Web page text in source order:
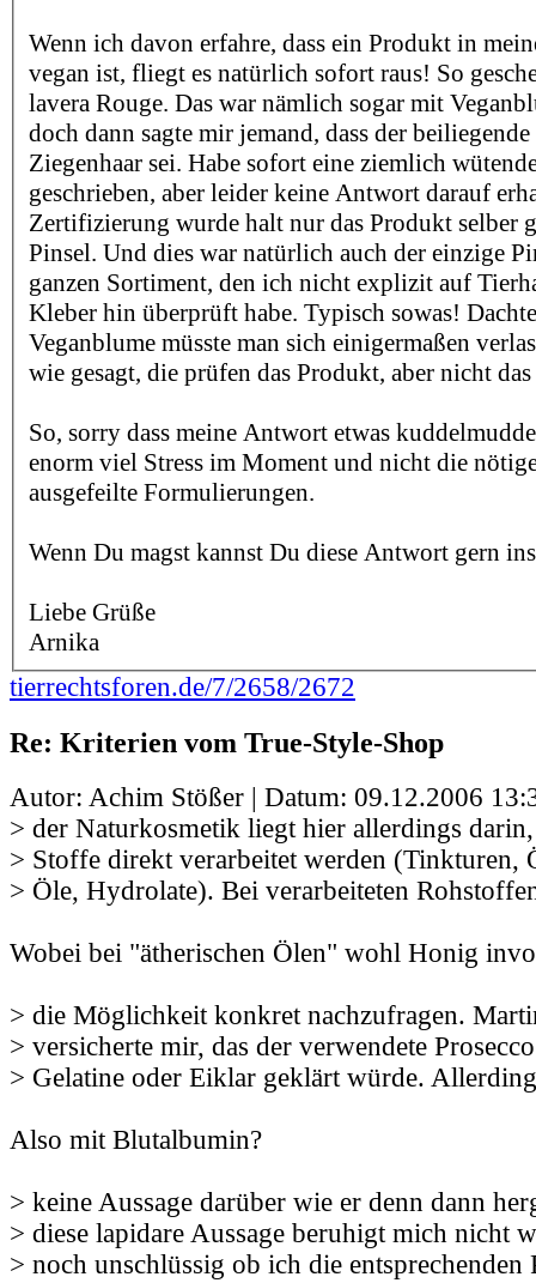
Wenn ich davon erfahre, dass ein Produkt in
vegan ist, fliegt es natürlich sofort raus! So
lavera Rouge. Das war nämlich sogar mit
doch dann sagte mir jemand, dass der beiliegende
Ziegenhaar sei. Habe sofort eine ziemlich
geschrieben, aber leider keine Antwort darauf
Zertifizierung wurde halt nur das Produkt selber
Pinsel. Und dies war natürlich auch der einzige
ganzen Sortiment, den ich nicht explizit auf
Kleber hin überprüft habe. Typisch sowas!
Veganblume müsste man sich einigermaßen
wie gesagt, die prüfen das Produkt, aber nicht
So, sorry dass meine Antwort etwas
enorm viel Stress im Moment und nicht die
ausgefeilte Formulierungen.
Wenn Du magst kannst Du diese Antwort gern
Liebe Grüße
Arnika
tierrechtsforen.de/7/2658/2672
Re: Kriterien vom True-Style-Shop
Autor: Achim Stößer | Datum: 09.12.2006
> der Naturkosmetik liegt hier allerdings
> Stoffe direkt verarbeitet werden (Tinkturen,
> Öle, Hydrolate). Bei verarbeiteten
Wobei bei "ätherischen Ölen" wohl Honig
> die Möglichkeit konkret nachzufragen.
> versicherte mir, das der verwendete
> Gelatine oder Eiklar geklärt würde.
Also mit Blutalbumin?
> keine Aussage darüber wie er denn dann
> diese lapidare Aussage beruhigt mich nicht
> noch unschlüssig ob ich die entsprechenden